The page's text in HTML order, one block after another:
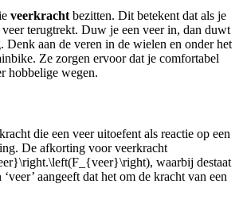
veerkracht bezitten. Dit betekent dat als je
veer terugtrekt. Duw je een veer in, dan duwt
Denk aan de veren in de wielen en onder het
Ze zorgen ervoor dat je comfortabel
hobbelige wegen.
die een veer uitoefent als reactie op een
De afkorting voor veerkracht
, waarbij destaat
aangeeft dat het om de kracht van een